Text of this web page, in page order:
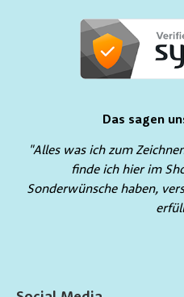
Das sagen
"Alles was ich zum
finde ich hier im
Sonderwünsche haben,